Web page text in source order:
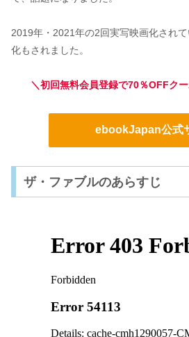
2019年・2021年の2回実写映画化され
化もされました。
＼初回無料会員登録で70％OFFク
ebookJapan公式
ザ・ファブルのあらすじ